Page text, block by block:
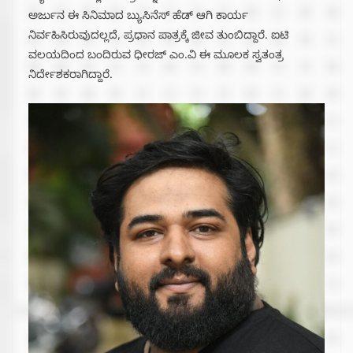
ಅರ್ಜುನ ಈ ಸಿನಿಮಾದ ಬ್ಯುಸಿನೆಸ್ ಹೆಡ್ ಆಗಿ ಕಾರ್ಯ
ನಿರ್ವಹಿಸಿರುವುದಲ್ಲದೆ, ಪ್ರಧಾನ ಪಾತ್ರಕ್ಕೆ ಜೀವ ತುಂಬಿದ್ದಾರೆ. ಐಟಿ
ವಲಯದಿಂದ ಬಂದಿರುವ ಧೀರಜ್ ಎಂ.ವಿ ಈ ಮೂಲಕ ಸ್ವತಂತ್ರ
ನಿರ್ದೇಶಕರಾಗಿದ್ದಾರೆ.